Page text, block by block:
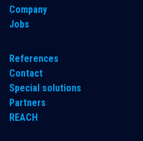
Company
Jobs
References
Contact
Special solutions
Partners
REACH